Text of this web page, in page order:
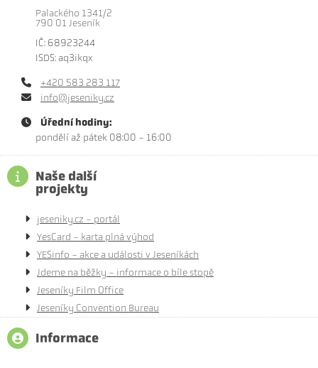
Palackého 1341/2
790 01 Jeseník
IČ: 68923244
ISDS: aq3ikqx
+420 583 283 117
info@jeseniky.cz
Úřední hodiny:
pondělí až pátek 08:00 - 16:00
Naše další
projekty
jeseniky.cz - portál
YesCard - karta plná výhod
YESinfo - akce a události v Jeseníkách
Jdeme na běžky - informace o bíle stopě
Jeseníky Film Office
Jeseníky Convention Bureau
Informace